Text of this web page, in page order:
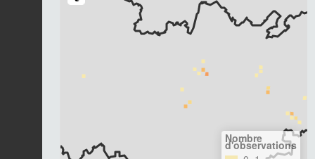
Nombre
d'observations